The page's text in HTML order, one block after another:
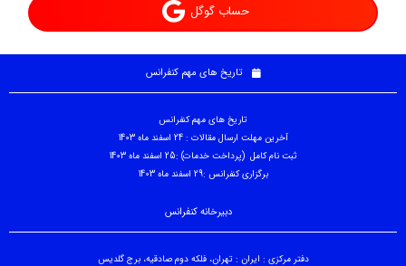
حساب گوگل
تاریخ های مهم کنفرانس
تاریخ های مهم کنفرانس
آخرین مهلت ارسال مقالات : 24 اسفند ماه 1403
ثبت نام کامل (پرداخت خدمات) :25 اسفند ماه 1403
برگزاری کنفرانس :29 اسفند ماه 1403
دبیرخانه کنفرانس
دفتر مرکزی : ایران : تهران، فلکه دوم صادقیه، برج گلدیس